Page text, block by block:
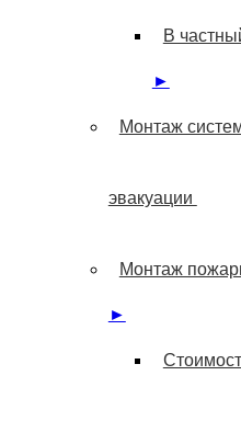
В
►
Монтаж
эвакуации
Монтаж
►